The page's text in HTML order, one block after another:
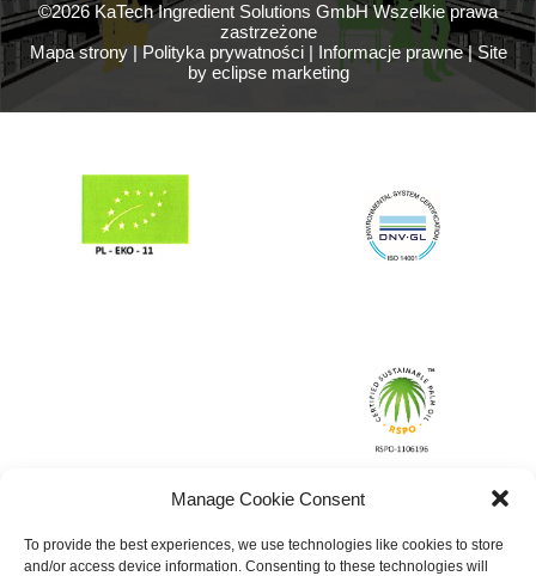
Manage Cookie Consent
To provide the best experiences, we use technologies like cookies to store
and/or access device information. Consenting to these technologies will
©2026 KaTech Ingredient Solutions GmbH Wszelkie prawa
zastrzeżone
Mapa strony|Polityka prywatności| Informacje prawne|Site
by eclipse marketing